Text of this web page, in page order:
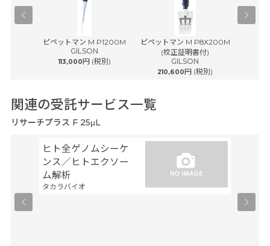
ピペットマン M P1200M
GILSON
113,000円 (税別)
ピペットマン M P8X200M
(校正証明書付)
GILSON
210,600円 (税別)
関連の受託サービス一覧
リサーチプラス F 25μL
ヒト全ゲノムシーケ
ンス／ヒトエクソー
ム解析
タカラバイオ